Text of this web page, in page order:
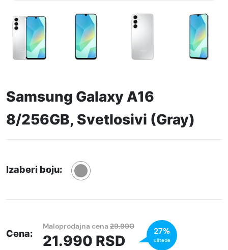
Samsung Galaxy A16
8/256GB, Svetlosivi (Gray)
Izaberi boju:
Cena:
Maloprodajna cena29.990
21.990 RSD
27%
uštede